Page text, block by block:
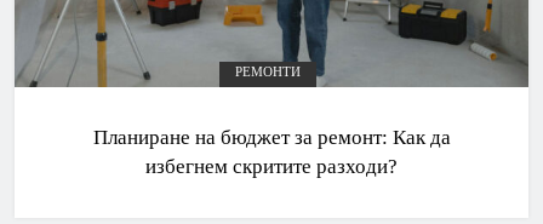
РЕМОНТИ
Планиране на бюджет за ремонт: Как да
избегнем скритите разходи?